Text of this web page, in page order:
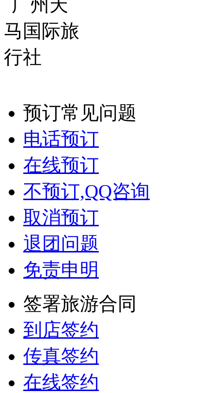
预订常见问题
电话预订
在线预订
不预订,QQ咨询
取消预订
退团问题
免责申明
签署旅游合同
到店签约
传真签约
在线签约